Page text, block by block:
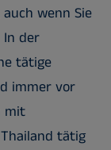
wenn Sie
In der
tätige
immer vor
mit
tätig